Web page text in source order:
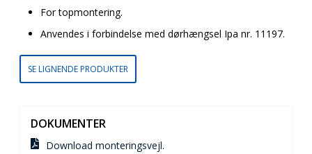
For topmontering.
Anvendes i forbindelse med dørhængsel Ipa nr. 11197.
SE LIGNENDE PRODUKTER
DOKUMENTER
Download monteringsvejl.